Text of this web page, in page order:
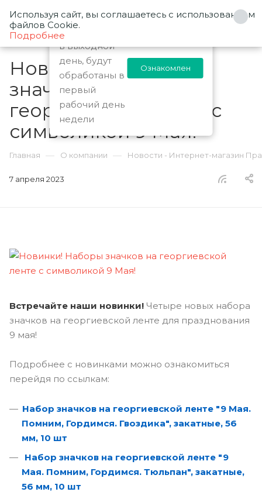
0
Новинки! Наборы
значков на
георгиевской ленте с
символикой 9 Мая!
Главная — О компании — Новости - Интернет-магазин
7 апреля 2023
Встречайте наши новинки! Четыре новых набора
значков на георгиевской ленте для празднования
9 мая!
Подробнее с новинками можно ознакомиться
перейдя по ссылкам:
Набор значков на георгиевской ленте "9 Мая.
Помним, Гордимся. Гвоздика", закатные, 56
мм, 10 шт
Набор значков на георгиевской ленте "9
Мая. Помним, Гордимся. Тюльпан", закатные,
56 мм, 10 шт
Заказы
оформленные
в выходной
день, будут
обработаны в
первый
рабочий день
недели
Ознакомлен
Используя сайт, вы соглашаетесь с использованием
файлов Cookie.
Подробнее